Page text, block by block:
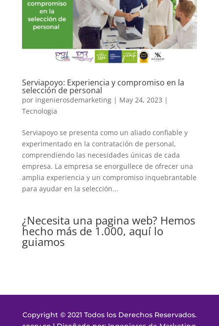
Serviapoyo: Experiencia y compromiso en la
selección de personal
por ingenierosdemarketing| May 24, 2023 |
Tecnologia
Serviapoyo se presenta como un aliado confiable y
experimentado en la contratación de personal,
comprendiendo las necesidades únicas de cada
empresa. La empresa se enorgullece de ofrecer una
amplia experiencia y un compromiso inquebrantable
para ayudar en la selección...
¿Necesita una pagina web? Hemos
hecho más de 1.000, aquí lo
guiamos
Copyright © 2021 Todos los Derechos Reservados.